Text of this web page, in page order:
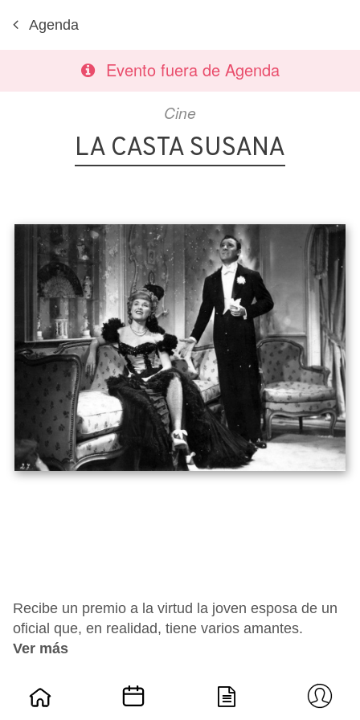
Agenda
Evento fuera de Agenda
Cine
LA CASTA SUSANA
Recibe un premio a la virtud la joven esposa de un
oficial que, en realidad, tiene varios amantes.
Ver más